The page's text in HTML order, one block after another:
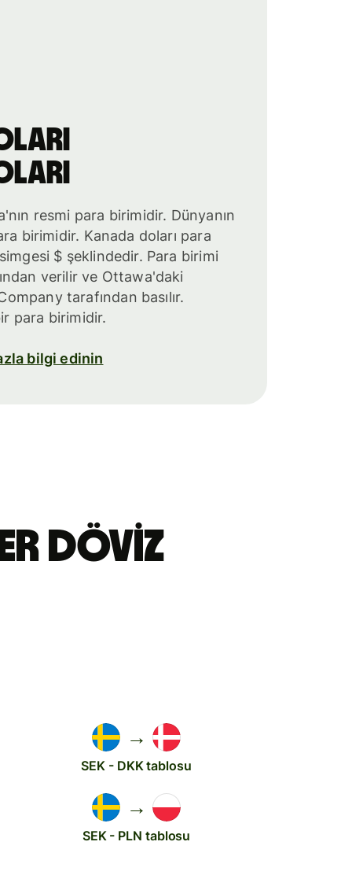
resmi para birimidir. Dünyanın
birimidir. Kanada doları para
$ şeklindedir. Para birimi
verilir ve Ottawa'daki
tarafından basılır.
para birimidir.
bilgi edinin
döviz
→
SEK - DKK tablosu
→
SEK - PLN tablosu